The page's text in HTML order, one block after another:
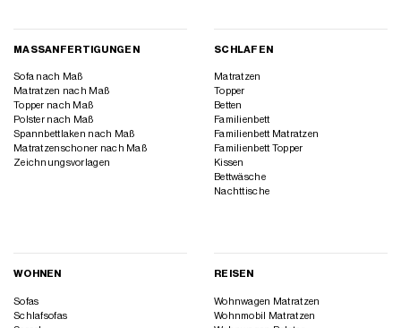
MASSANFERTIGUNGEN
Sofa nach Maß
Matratzen nach Maß
Topper nach Maß
Polster nach Maß
Spannbettlaken nach Maß
Matratzenschoner nach Maß
Zeichnungsvorlagen
SCHLAFEN
Matratzen
Topper
Betten
Familienbett
Familienbett Matratzen
Familienbett Topper
Kissen
Bettwäsche
Nachttische
WOHNEN
Sofas
Schlafsofas
REISEN
Wohnwagen Matratzen
Wohnmobil Matratzen